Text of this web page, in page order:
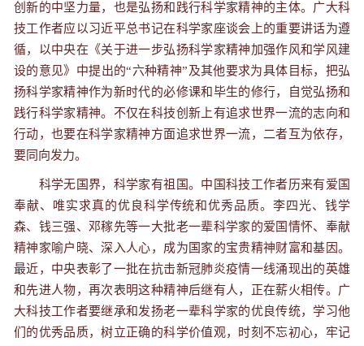
创新的中坚力量，也是弘扬和践行科学家精神的主体。广大科
技工作者应以习近平总书记在科学家座谈会上的重要讲话为遵
循，以中央在《关于进一步弘扬科学家精神加强作风和学风建
设的意见》中提出的“六种精神”及其他要求为具体目标，把弘
扬科学家精神作为新时代的必修课和毕生的修行，自觉弘扬和
践行科学家精神。不仅在科技创新上有追求世界一流的志向和
行动，也要在科学家精神方面追求世界一流，二者互为依存，
要同向发力。
科学无国界，科学家有祖国。中国科技工作者历来有爱国
奉献、唯实求真的优良科学传统和优秀品质。李四光、钱学
森、钱三强、邓稼先等一大批老一辈科学家的爱国情怀、奉献
精神家喻户晓、深入人心，成为国家的宝贵精神财富和基因。
最近，中央表彰了一批在抗击新冠肺炎疫情一线涌现出的英雄
和先进人物，再次表明这种精神后继有人，正在薪火相传。广
大科技工作者要继承和发扬老一辈科学家的优良传统，学习他
们的优秀品质，树立正确的科学价值观，时刻不忘初心，牢记